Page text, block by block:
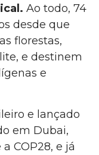
Ao todo, 74
desde que
florestas,
e destinem
e
e lançado
em Dubai,
COP28, e já